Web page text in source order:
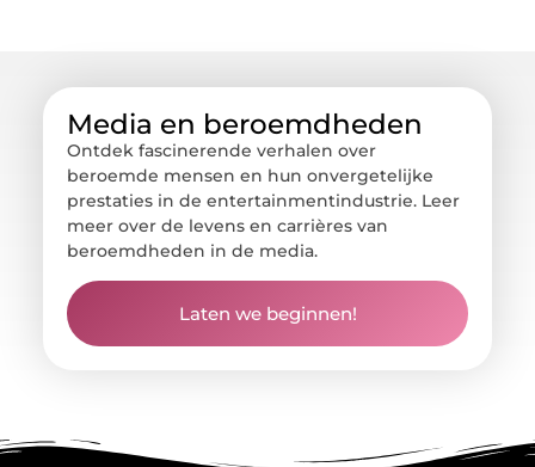
Media en beroemdheden
Ontdek fascinerende verhalen over
beroemde mensen en hun onvergetelijke
prestaties in de entertainmentindustrie. Leer
meer over de levens en carrières van
beroemdheden in de media.
Laten we beginnen!